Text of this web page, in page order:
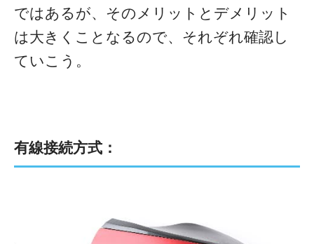
ではあるが、そのメリットとデメリット
は大きくことなるので、それぞれ確認し
ていこう。
有線接続方式：